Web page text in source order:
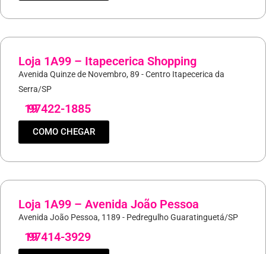
Loja 1A99 – Itapecerica Shopping
Avenida Quinze de Novembro, 89 - Centro Itapecerica da
Serra/SP
19
97422-1885
COMO CHEGAR
Loja 1A99 – Avenida João Pessoa
Avenida João Pessoa, 1189 - Pedregulho Guaratinguetá/SP
19
97414-3929